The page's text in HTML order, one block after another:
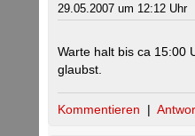
29.05.2007 um 12:12 Uhr
Warte halt bis ca 15:00
glaubst.
Kommentieren |